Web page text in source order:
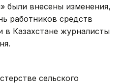
были внесены изменения,
работников средств
Казахстане журналисты
сельского